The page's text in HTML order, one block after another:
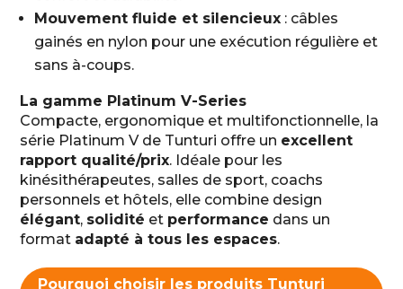
Mouvement fluide et silencieux : câbles
gainés en nylon pour une exécution régulière et
sans à-coups.
La gamme Platinum V-Series
Compacte, ergonomique et multifonctionnelle, la
série Platinum V de Tunturi offre un excellent
rapport qualité/prix. Idéale pour les
kinésithérapeutes, salles de sport, coachs
personnels et hôtels, elle combine design
élégant, solidité et performance dans un
format adapté à tous les espaces.
Pourquoi choisir les produits Tunturi